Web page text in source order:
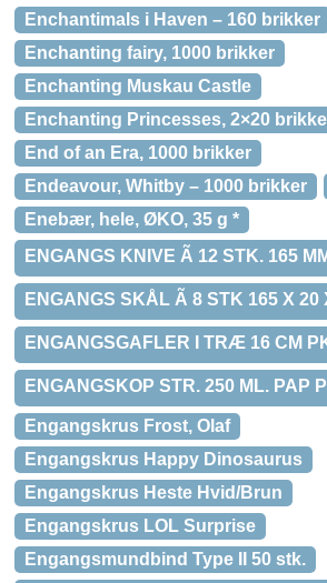
Enchantimals i Haven – 160 brikker
Enchanting fairy, 1000 brikker
Enchanting Muskau Castle
Enchanting Princesses, 2×20
End of an Era, 1000 brikker
Endeavour, Whitby – 1000 brikker
Enebær, hele, ØKO, 35 g *
ENGANGS KNIVE Ã 12 STK. 165
ENGANGS SKÅL Ã 8 STK 165 X
ENGANGSGAFLER I TRÆ 16 CM
ENGANGSKOP STR. 250 ML. PAP
Engangskrus Frost, Olaf
Engangskrus Happy Dinosaurus
Engangskrus Heste Hvid/Brun
Engangskrus LOL Surprise
Engangsmundbind Type II 50 stk.